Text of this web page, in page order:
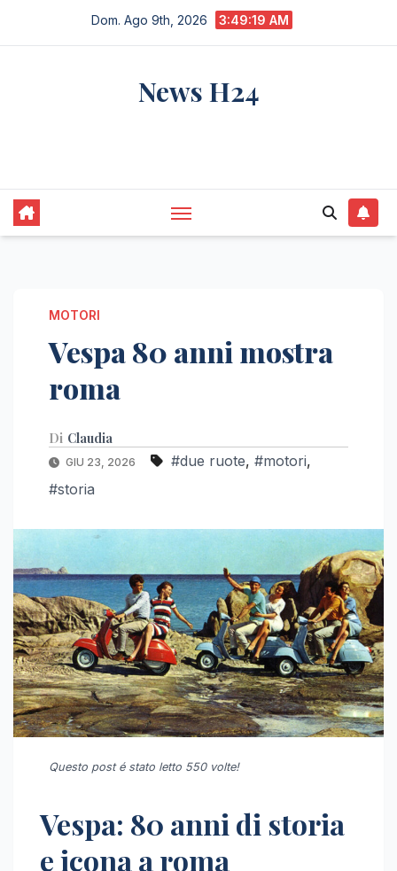
Dom. Ago 9th, 2026 3:49:20 AM
News H24
MOTORI
Vespa 80 anni mostra
roma
Di Claudia
GIU 23, 2026 #due ruote, #motori,
#storia
Questo post é stato letto 550 volte!
Vespa: 80 anni di storia
e icona a roma